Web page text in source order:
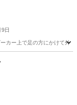
9日
ビーカー上で足の方にか